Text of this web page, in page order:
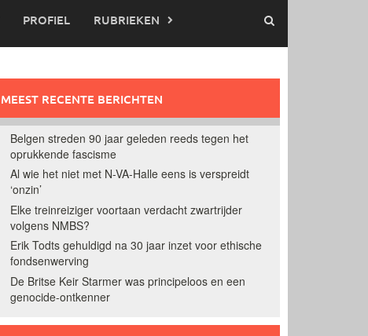
PROFIEL RUBRIEKEN
MEEST RECENTE BERICHTEN
Belgen streden 90 jaar geleden reeds tegen het
oprukkende fascisme
Al wie het niet met N-VA-Halle eens is verspreidt
‘onzin’
Elke treinreiziger voortaan verdacht zwartrijder
volgens NMBS?
Erik Todts gehuldigd na 30 jaar inzet voor ethische
fondsenwerving
De Britse Keir Starmer was principeloos en een
genocide-ontkenner